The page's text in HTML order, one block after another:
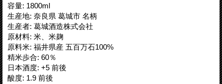
容量: 1800ml
生産地: 奈良県 葛城市 名柄
生産者: 葛城酒造株式会社
原材料: 米、米麹
原料米: 福井県産 五百万石100%
精米歩合: 60％
日本酒度: +5 前後
酸度: 1.9 前後